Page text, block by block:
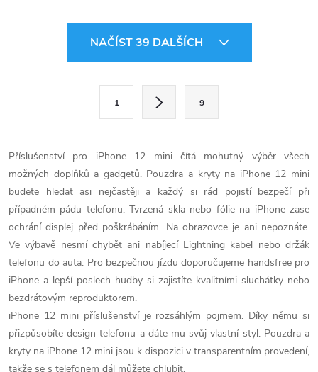
d
a
c
í
p
r
v
k
NAČÍST 39 DALŠÍCH
á
n
k
o
v
á
n
í
1 9
Příslušenství pro iPhone 12 mini čítá mohutný výběr všech
možných doplňků a gadgetů. Pouzdra a kryty na iPhone 12 mini
budete hledat asi nejčastěji a každý si rád pojistí bezpečí při
případném pádu telefonu. Tvrzená skla nebo fólie na iPhone zase
ochrání displej před poškrábáním. Na obrazovce je ani nepoznáte.
Ve výbavě nesmí chybět ani nabíjecí Lightning kabel nebo držák
telefonu do auta. Pro bezpečnou jízdu doporučujeme handsfree pro
iPhone a lepší poslech hudby si zajistíte kvalitními sluchátky nebo
bezdrátovým reproduktorem.
iPhone 12 mini příslušenství je rozsáhlým pojmem. Díky němu si
přizpůsobíte design telefonu a dáte mu svůj vlastní styl. Pouzdra a
kryty na iPhone 12 mini jsou k dispozici v transparentním provedení,
takže se s telefonem dál můžete chlubit.